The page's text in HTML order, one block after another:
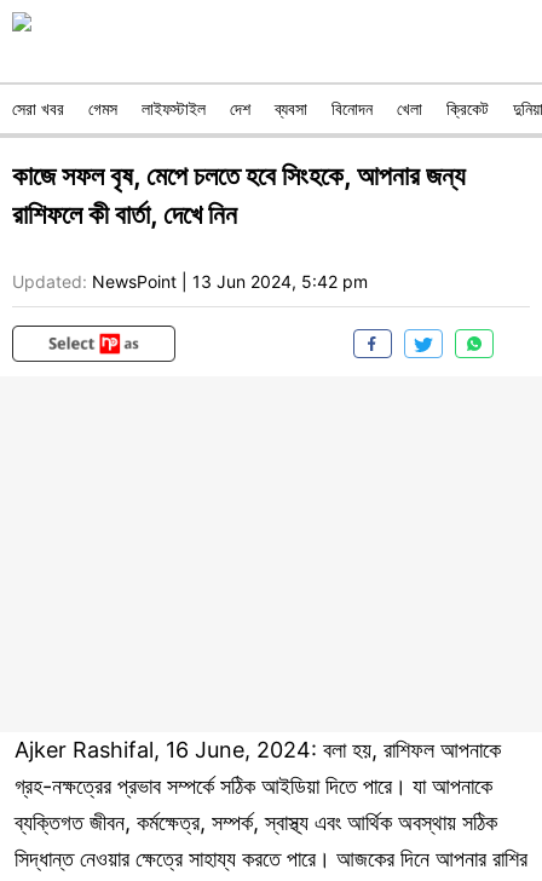
সেরা খবর গেমস লাইফস্টাইল দেশ ব্যবসা বিনোদন খেলা ক্রিকেট দুনিয়া
কাজে সফল বৃষ, মেপে চলতে হবে সিংহকে, আপনার জন্য
রাশিফলে কী বার্তা, দেখে নিন
Updated: NewsPoint 13 Jun 2024, 5:42 pm
Ajker Rashifal, 16 June, 2024: বলা হয়, রাশিফল আপনাকে
গ্রহ-নক্ষত্রের প্রভাব সম্পর্কে সঠিক আইডিয়া দিতে পারে। যা আপনাকে
ব্যক্তিগত জীবন, কর্মক্ষেত্র, সম্পর্ক, স্বাস্থ্য এবং আর্থিক অবস্থায় সঠিক
সিদ্ধান্ত নেওয়ার ক্ষেত্রে সাহায্য করতে পারে। আজকের দিনে আপনার রাশির